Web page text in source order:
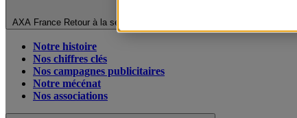
AXA France Retour à la section précédente
Notre histoire
Nos chiffres clés
Nos campagnes publicitaires
Notre mécénat
Nos associations